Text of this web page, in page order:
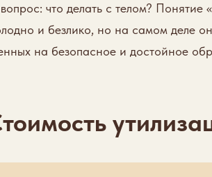
что делать с телом? Понятие
и безлико, но на самом деле
на безопасное и достойное